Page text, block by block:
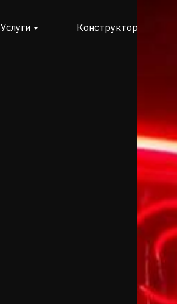
Услуги Конструктор